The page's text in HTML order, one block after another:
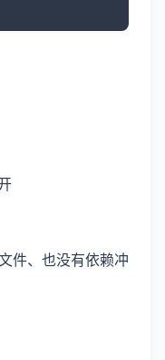
件、也没有依赖冲